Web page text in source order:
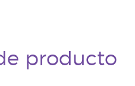
producto